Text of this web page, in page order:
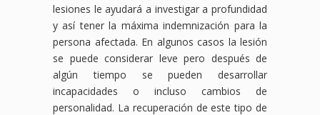
lesiones le ayudará a investigar a profundidad
y así tener la máxima indemnización para la
persona afectada. En algunos casos la lesión
se puede considerar leve pero después de
algún tiempo se pueden desarrollar
incapacidades o incluso cambios de
personalidad. La recuperación de este tipo de